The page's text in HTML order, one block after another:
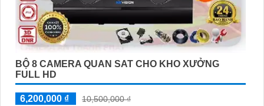
BỘ 8 CAMERA QUAN SAT CHO KHO XƯỞNG
FULL HD
6,200,000 ₫
10,500,000 ₫